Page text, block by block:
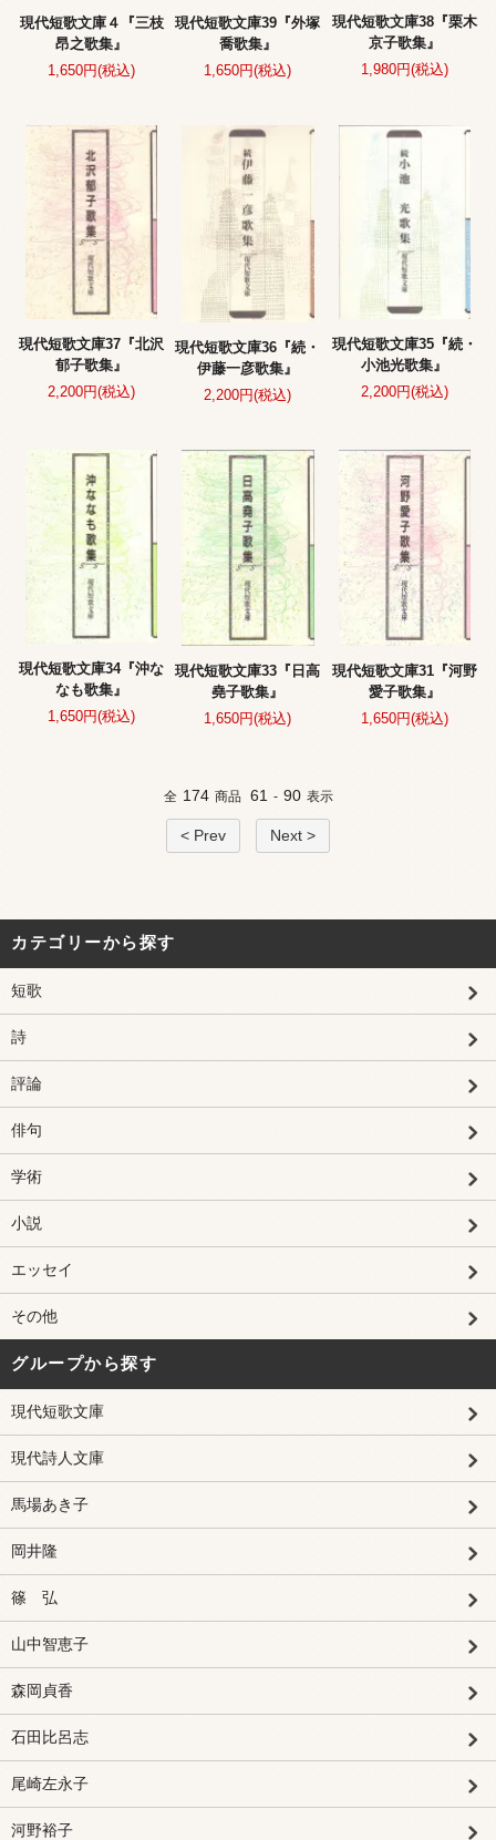
現代短歌文庫４『三枝
昂之歌集』
1,650円(税込)
現代短歌文庫39『外塚
喬歌集』
1,650円(税込)
現代短歌文庫38『栗木
京子歌集』
1,980円(税込)
現代短歌文庫37『北沢
郁子歌集』
2,200円(税込)
現代短歌文庫36『続・
伊藤一彦歌集』
2,200円(税込)
現代短歌文庫35『続・
小池光歌集』
2,200円(税込)
現代短歌文庫34『沖な
なも歌集』
1,650円(税込)
現代短歌文庫33『日高
堯子歌集』
1,650円(税込)
現代短歌文庫31『河野
愛子歌集』
1,650円(税込)
全 174 商品 61 - 90 表示
< Prev Next >
カテゴリーから探す
短歌
詩
評論
俳句
学術
小説
エッセイ
その他
グループから探す
現代短歌文庫
現代詩人文庫
馬場あき子
岡井隆
篠 弘
山中智恵子
森岡貞香
石田比呂志
尾崎左永子
河野裕子